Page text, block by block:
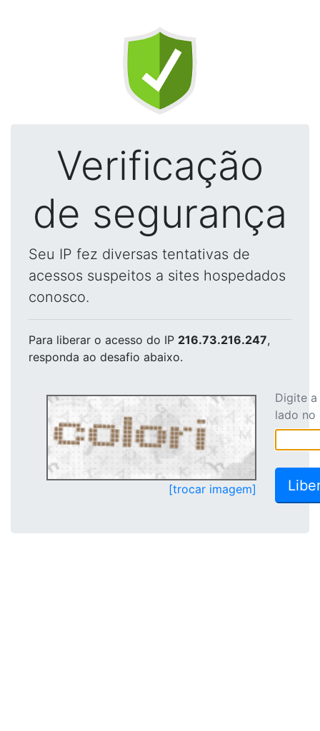
Verificação
de segurança
Seu IP fez diversas tentativas de
acessos suspeitos a sites hospedados
conosco.
Para liberar o acesso do IP 216.73.216.247,
responda ao desafio abaixo.
[trocar imagem]
Digite
lado no